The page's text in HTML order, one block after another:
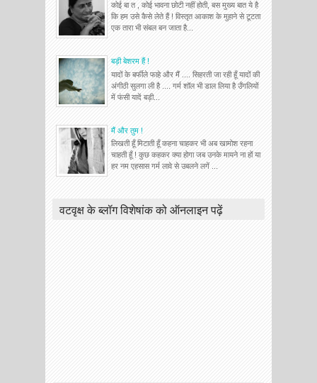
कोई बा त , कोई भावना छोटी नहीं होती, बस मुख्य बात ये है
कि हम उसे कैसे लेते हैं ! विस्तृत आकाश के मुहाने से टूटता
एक तारा भी संबल बन जाता है...
बड़ी बेशरम हैं !
यादों के बर्फीले फाहे और मैं .... सिहरती जा रही हूँ यादों की
अंगीठी सुलगा ली है .... गर्म शॉल भी डाल लिया है उँगलियों
में फंसी यादें बड़ी...
मैं और तुम !
लिखती हूँ मिटाती हूँ कहना चाहकर भी अब खामोश रहना
चाहती हूँ ! कुछ कहकर क्या होगा जब उनके मायने ना हों या
हर नम एहसास गर्म लावे से उबलने लगें ...
वटवृक्ष के ब्लॉग विशेषांक को ऑनलाइन पढ़ें